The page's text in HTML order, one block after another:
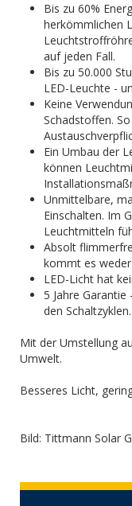
Bis zu 60%
herkömmlichen
auf jeden Fall.
Bis zu 50.000
LED-Leuchte -
Keine
Schadstoffen.
Ein Umbau der
können
Unmittelbare,
Einschalten. Im
Leuchtmitteln
Absolt
kommt es
LED-Licht hat
5 Jahre
den Schaltzyklen.
Mit der Umstellung
Umwelt.
Besseres Licht,
Bild: Tittmann Solar